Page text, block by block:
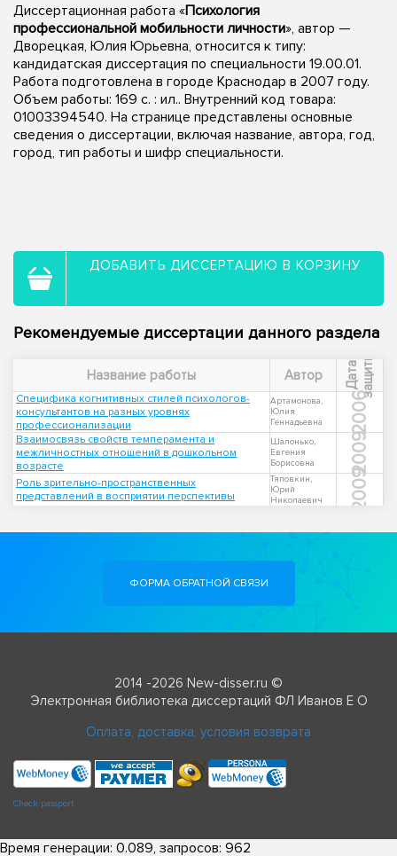
Диссертационная работа «Психология
профессиональной мобильности личности», автор —
Дворецкая, Юлия Юрьевна, относится к типу:
кандидатская диссертация по специальности 19.00.01.
Работа подготовлена в городе Краснодар в 2007 году.
Объем работы: 169 с. : ил.. Внутренний код товара:
01003394540. На странице представлены основные
сведения о диссертации, включая название, автора, год,
город, тип работы и шифр специальности.
ДОБАВИТЬ ДИССЕРТАЦИЮ В КОРЗИНУ
Рекомендуемые диссертации данного раздела
Название работы Автор Д
а
т
а
з
а
щ
и
т ы
Специфика когнитивных стилей психологов-
консультантов на разных уровнях
профессионализации
Артамонова,
Юлия
Геннадьевна
2006
Взаимосвязь свойств темперамента и
межличностных отношений в дошкольном
возрасте
Шалонько,
Евгения
Борисовна
2009
Роль зрительно-пространственных
представлений в восприятии перспективы
Тяповкин,
Юрий
Николаевич
2009
ФОРМА ОБРАТНОЙ СВЯЗИ
2014 -2026 New-disser.ru ©
Электронная библиотека диссертаций ФЛ Иванов Е О
Оплата, доставка, условия возврата
Check passport
Время генерации: 0.089, запросов: 962